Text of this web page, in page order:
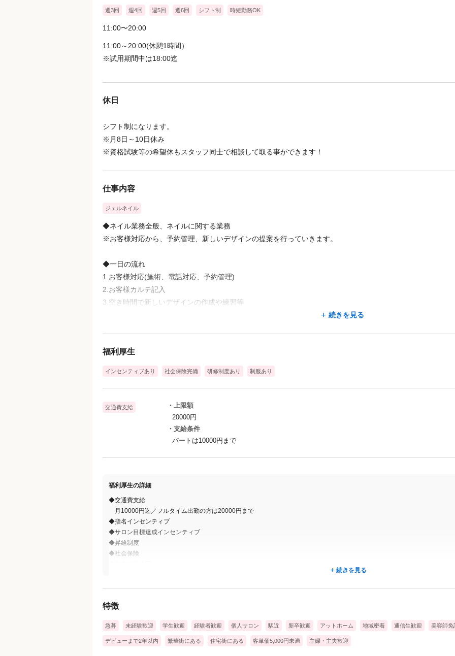
週3回 週4回 週5回 週6回 シフト制 時短勤務OK
11:00〜20:00
11:00～20:00(休憩1時間）
※試用期間中は18:00迄
休日
シフト制になります。
※月8日～10日休み
※資格試験等の希望休もスタッフ同士で相談して取る事ができます！
仕事内容
ジェルネイル
◆ネイル業務全般、ネイルに関する業務
※お客様対応から、予約管理、新しいデザインの提案を行っていきます。
◆一日の流れ
1.お客様対応(施術、電話対応、予約管理)
2.お客様カルテ記入
3.空き時間で新しいデザインの作成や練習等
1.ミーティング(全員で意見交換や、不明点の共有)
続きを見る
福利厚生
インセンティブあり 社会保険完備 研修制度あり 制服あり
交通費支給
・上限額
20000円
・支給条件
パートは10000円まで
福利厚生の詳細
◆交通費支給
月10000円迄／フルタイム出勤の方は20000円まで
◆指名インセンティブ
◆サロン目標達成インセンティブ
◆昇給制度
◆社会保険
続きを見る
特徴
急募 未経験歓迎 学生歓迎 経験者歓迎 個人サロン 駅近 新卒歓迎 アットホーム 地域密着 通信生歓迎 美容師免
デビューまで2年以内 繁華街にある 住宅街にある 客単価5,000円未満 主婦・主夫歓迎